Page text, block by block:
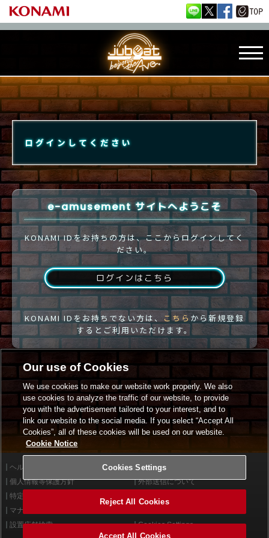
ログインしてください
e-amusement サイトへようこそ
KONAMI IDをお持ちの方は、ここからログインしてく
ださい。
ログインはこちら
KONAMI IDをお持ちでない方は、 こちらから新規登録
するとご利用いただけます。
ヘルプ
利用規約
個人情報等保護方針
外部送信について
特定商取引法に基づく表示
マナー＆ルール
設置店舗検索
Cookies Settings
Our use of Cookies
We use cookies to make our website work properly. We also
use cookies to analyze the traffic of our website, to provide
you with the advertisement tailored to your interest, and to
link our website to the social media. If you select “Accept All
Cookies”, all of these cookies will be used on our website.
Cookie Notice
Cookies Settings
Reject All Cookies
Accept All Cookies